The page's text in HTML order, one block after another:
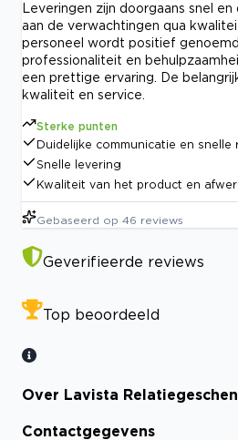
Leveringen zijn doorgaans snel
aan de verwachtingen qua
personeel wordt positief
professionaliteit en
een prettige ervaring. De
kwaliteit en service.
Sterke punten
Duidelijke communicatie en snelle
Snelle levering
Kwaliteit van het product en
Gebaseerd op 46 reviews
Geverifieerde reviews
Top beoordeeld
Over Lavista
Contactgegevens